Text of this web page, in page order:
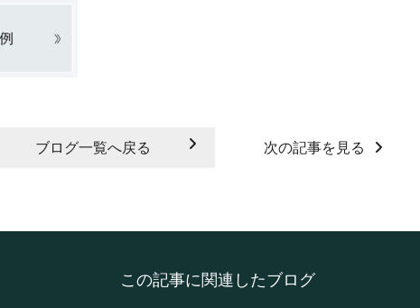
ブログ一覧へ戻る 次の記事を見る
この記事に関連したブログ